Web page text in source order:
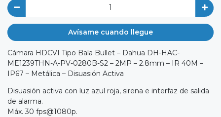
Avísame cuando llegue
Cámara HDCVI Tipo Bala Bullet – Dahua DH-HAC-
ME1239THN-A-PV-0280B-S2 – 2MP – 2.8mm – IR 40M –
IP67 – Metálica – Disuasión Activa
Disuasión activa con luz azul roja, sirena e interfaz de salida
de alarma.
Máx. 30 fps@1080p.